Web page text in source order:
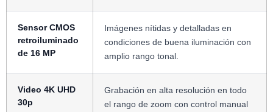
Sensor CMOS
retroiluminado
de 16 MP
Imágenes nítidas y detalladas en
condiciones de buena iluminación con
amplio rango tonal.
Video 4K UHD
30p
Grabación en alta resolución en todo
el rango de zoom con control manual